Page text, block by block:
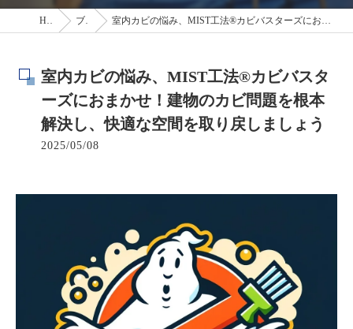
HOME ブログ 室内カビの悩み、MIST工法®カビバスターズにおまかせ！建物のカビ問題を根本解決し、快適な空間を取り戻しましょう
室内カビの悩み、MIST工法®カビバスタ
ーズにおまかせ！建物のカビ問題を根本
解決し、快適な空間を取り戻しましょう
2025/05/08